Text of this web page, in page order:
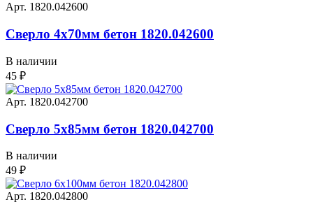
Арт. 1820.042600
Сверло 4х70мм бетон 1820.042600
В наличии
45 ₽
Арт. 1820.042700
Сверло 5х85мм бетон 1820.042700
В наличии
49 ₽
Арт. 1820.042800